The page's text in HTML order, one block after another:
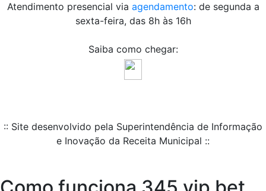
Atendimento presencial via agendamento: de segunda a
sexta-feira, das 8h às 16h
Saiba como chegar:
:: Site desenvolvido pela Superintendência de Informação
e Inovação da Receita Municipal ::